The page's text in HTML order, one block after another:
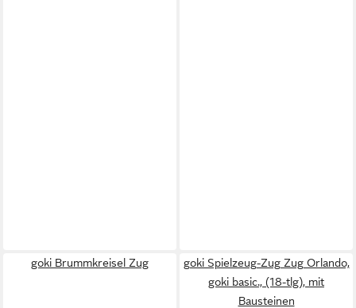
goki Brummkreisel Zug
goki Spielzeug-Zug Zug Orlando,
goki basic., (18-tlg), mit
Bausteinen